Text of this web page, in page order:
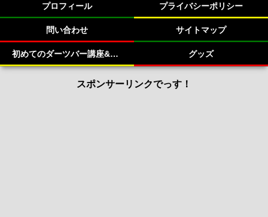
プロフィール プライバシーポリシー
問い合わせ サイトマップ
初めてのダーツバー講座&宮城県のダーツバー紹介！ グッズ
スポンサーリンクでっす！